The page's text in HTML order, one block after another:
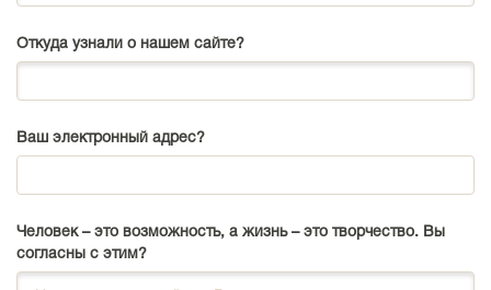
Откуда узнали о нашем сайте?
Ваш электронный адрес?
Человек – это возможность, а жизнь – это творчество. Вы
согласны с этим?